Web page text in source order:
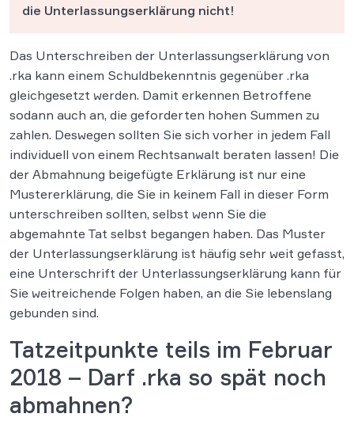
die Unterlassungserklärung nicht!
Das Unterschreiben der Unterlassungserklärung von
.rka kann einem Schuldbekenntnis gegenüber .rka
gleichgesetzt werden. Damit erkennen Betroffene
sodann auch an, die geforderten hohen Summen zu
zahlen. Deswegen sollten Sie sich vorher in jedem Fall
individuell von einem Rechtsanwalt beraten lassen! Die
der Abmahnung beigefügte Erklärung ist nur eine
Mustererklärung, die Sie in keinem Fall in dieser Form
unterschreiben sollten, selbst wenn Sie die
abgemahnte Tat selbst begangen haben. Das Muster
der Unterlassungserklärung ist häufig sehr weit gefasst,
eine Unterschrift der Unterlassungserklärung kann für
Sie weitreichende Folgen haben, an die Sie lebenslang
gebunden sind.
Tatzeitpunkte teils im Februar
2018 – Darf .rka so spät noch
abmahnen?